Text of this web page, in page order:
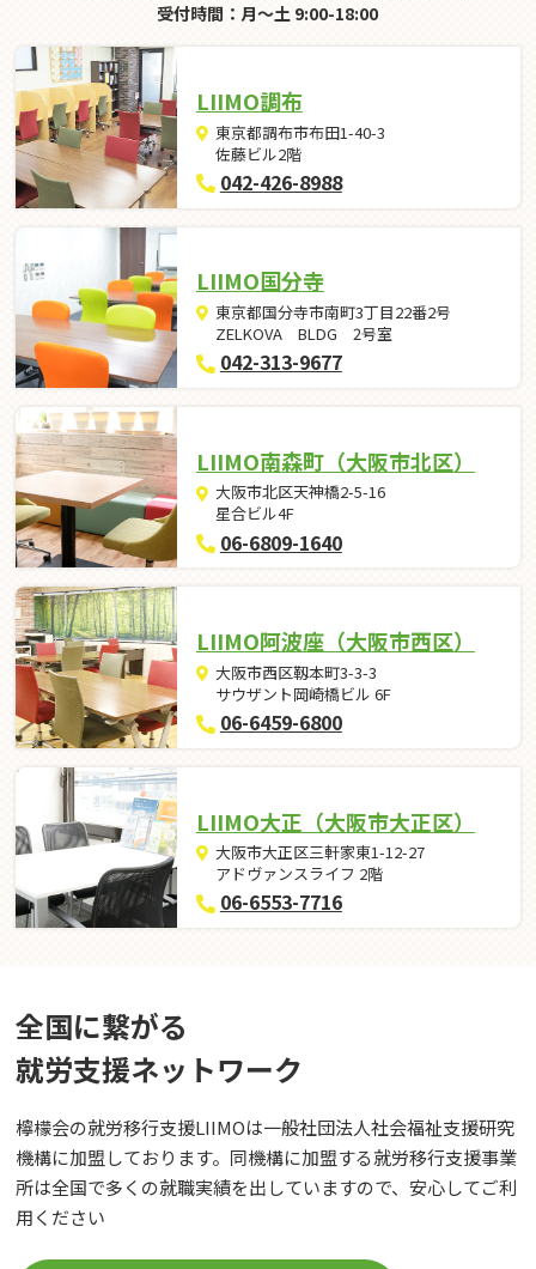
受付時間：月～土 9:00-18:00
LIIMO調布
東京都調布市布田1-40-3
佐藤ビル2階
042-426-8988
LIIMO国分寺
東京都国分寺市南町3丁目22番2号
ZELKOVA BLDG 2号室
042-313-9677
LIIMO南森町（大阪市北区）
大阪市北区天神橋2-5-16
星合ビル4F
06-6809-1640
LIIMO阿波座（大阪市西区）
大阪市西区靱本町3-3-3
サウザント岡崎橋ビル 6F
06-6459-6800
LIIMO大正（大阪市大正区）
大阪市大正区三軒家東1-12-27
アドヴァンスライフ 2階
06-6553-7716
全国に繋がる
就労⽀援ネットワーク
檸檬会の就労移行支援LIIMOは一般社団法人社会福祉支援研究
機構に加盟しております。同機構に加盟する就労移行支援事業
所は全国で多くの就職実績を出していますので、安心してご利
用ください